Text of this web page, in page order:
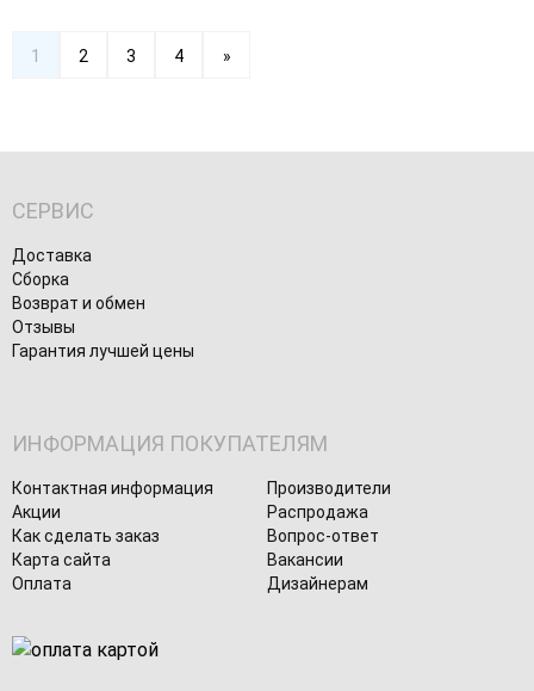
1 2 3 4 »
СЕРВИС
Доставка
Сборка
Возврат и обмен
Отзывы
Гарантия лучшей цены
ИНФОРМАЦИЯ ПОКУПАТЕЛЯМ
Контактная информация
Производители
Акции
Распродажа
Как сделать заказ
Вопрос-ответ
Карта сайта
Вакансии
Оплата
Дизайнерам